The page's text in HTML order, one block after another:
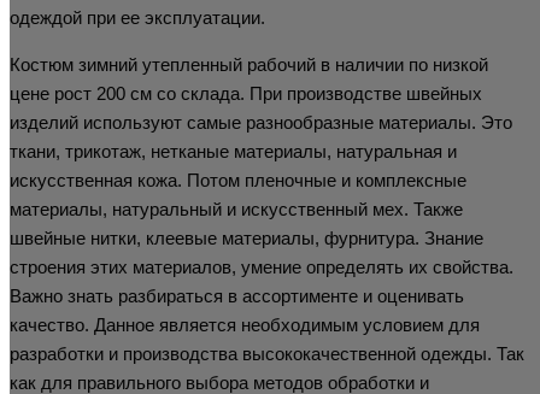
одеждой при ее эксплуатации.
Костюм зимний утепленный рабочий в наличии по низкой
цене рост 200 см со склада. При производстве швейных
изделий используют самые разнообразные материалы. Это
ткани, трикотаж, нетканые материалы, натуральная и
искусственная кожа. Потом пленочные и комплексные
материалы, натуральный и искусственный мех. Также
швейные нитки, клеевые материалы, фурнитура. Знание
строения этих материалов, умение определять их свойства.
Важно знать разбираться в ассортименте и оценивать
качество. Данное является необходимым условием для
разработки и производства высококачественной одежды. Так
как для правильного выбора методов обработки и